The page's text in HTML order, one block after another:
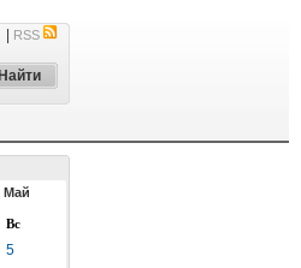
RSS
Май
Вс
5